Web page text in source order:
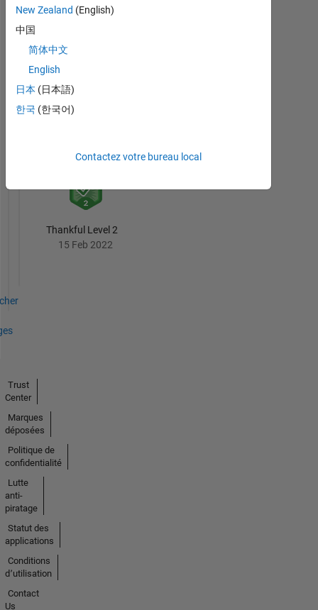
Thankful Level 1
01 Jan 2020
19 Dec 2019
Thankful Level 2
15 Feb 2022
New Zealand (English)
中国
简体中文
English
日本 (日本語)
한국 (한국어)
Contactez votre bureau local
Trust
Center
Marques
déposées
Politique de
confidentialité
Lutte
anti-
piratage
Statut des
applications
Conditions
d՚utilisation
Contact
Us